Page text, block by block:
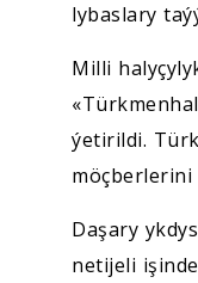
lybaslary
Milli
ýetirildi.
möçberlerini
Daşary
netijeli